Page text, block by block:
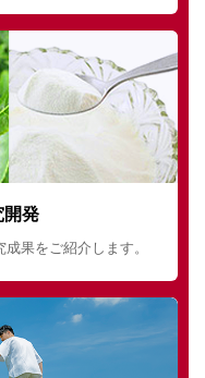
開発
果をご紹介します。